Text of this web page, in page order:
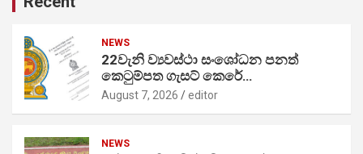
NEWS
22වැනි ව්‍යවස්ථා සංශෝධන පනත්
කෙටුම්පත ගැසට් කෙරේ…
August 7, 2026 editor
NEWS